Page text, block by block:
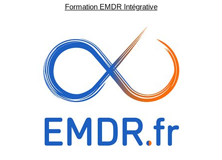
Formation EMDR Intégrative